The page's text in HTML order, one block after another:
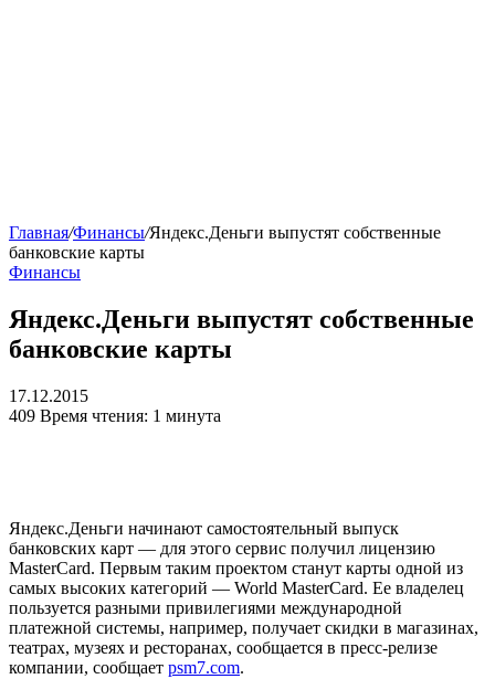
Главная/Финансы/Яндекс.Деньги выпустят собственные
банковские карты
Финансы
Яндекс.Деньги выпустят собственные
банковские карты
17.12.2015
409 Время чтения: 1 минута
Яндекс.Деньги начинают самостоятельный выпуск
банковских карт — для этого сервис получил лицензию
MasterCard. Первым таким проектом станут карты одной из
самых высоких категорий — World MasterCard. Ее владелец
пользуется разными привилегиями международной
платежной системы, например, получает скидки в магазинах,
театрах, музеях и ресторанах, сообщается в пресс-релизе
компании, сообщает psm7.com.